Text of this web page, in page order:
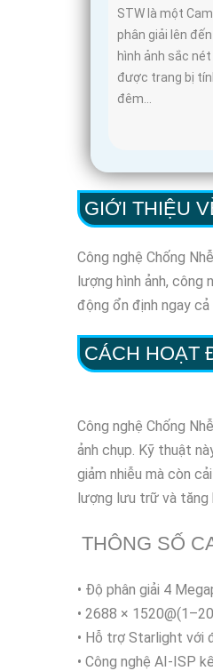
STW là một
phân giải lên
hình ảnh sắc
được trang bị
đêm...
GIỚI THIỆU
Công nghệ Chống
lượng hình ảnh, công
động ổn định ngay
CÁCH HOẠT
Công nghệ Chống
ảnh chụp. Kỹ thuật
giảm nhiễu mà còn
lượng lưu trữ và tăng
THÔNG SỐ
• Độ phân giải 4
• 2688 ×
• Hỗ trợ Starlight với
• Công nghệ AI-ISP